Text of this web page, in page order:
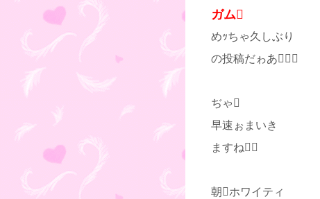
ガム
めｯちゃ久しぶり
の投稿だゎあ
ぢゃ
早速ぉまいき
ますね
朝ホワイティ